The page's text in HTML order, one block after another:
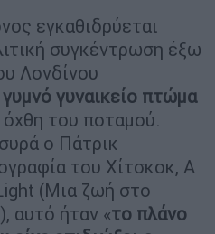
εγκαθιδρύεται
συγκέντρωση έξω
Λονδίνου
γυμνό γυναικείο πτώμα
του ποταμού.
ο Πάτρικ
του Χίτσκοκ, A
(Μια ζωή στο
αυτό ήταν «το πλάνο